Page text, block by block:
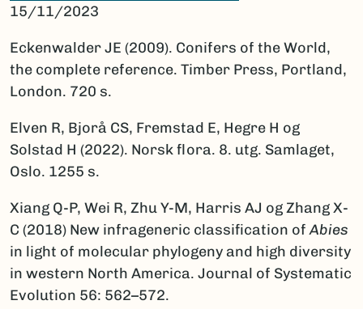
15/11/2023
Eckenwalder JE (2009). Conifers of the World,
the complete reference. Timber Press, Portland,
London. 720 s.
Elven R, Bjorå CS, Fremstad E, Hegre H og
Solstad H (2022). Norsk flora. 8. utg. Samlaget,
Oslo. 1255 s.
Xiang Q-P, Wei R, Zhu Y-M, Harris AJ og Zhang X-
C (2018) New infrageneric classification ofAbies
in light of molecular phylogeny and high diversity
in western North America. Journal of Systematic
Evolution 56: 562–572.